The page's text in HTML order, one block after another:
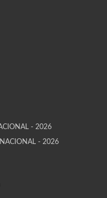
- 2026
NACIONAL - 2026